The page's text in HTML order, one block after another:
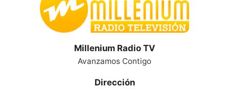
Millenium Radio TV
Avanzamos Contigo
Dirección